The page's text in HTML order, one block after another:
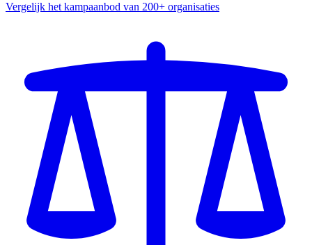
Vergelijk het kampaanbod van 200+ organisaties